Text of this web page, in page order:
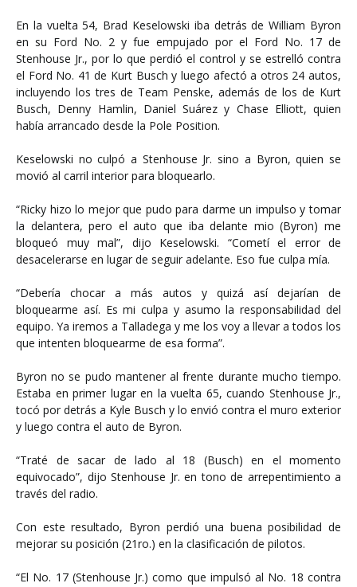
En la vuelta 54, Brad Keselowski iba detrás de William Byron
en su Ford No. 2 y fue empujado por el Ford No. 17 de
Stenhouse Jr., por lo que perdió el control y se estrelló contra
el Ford No. 41 de Kurt Busch y luego afectó a otros 24 autos,
incluyendo los tres de Team Penske, además de los de Kurt
Busch, Denny Hamlin, Daniel Suárez y Chase Elliott, quien
había arrancado desde la Pole Position.
Keselowski no culpó a Stenhouse Jr. sino a Byron, quien se
movió al carril interior para bloquearlo.
“Ricky hizo lo mejor que pudo para darme un impulso y tomar
la delantera, pero el auto que iba delante mio (Byron) me
bloqueó muy mal”, dijo Keselowski. “Cometí el error de
desacelerarse en lugar de seguir adelante. Eso fue culpa mía.
“Debería chocar a más autos y quizá así dejarían de
bloquearme así. Es mi culpa y asumo la responsabilidad del
equipo. Ya iremos a Talladega y me los voy a llevar a todos los
que intenten bloquearme de esa forma”.
Byron no se pudo mantener al frente durante mucho tiempo.
Estaba en primer lugar en la vuelta 65, cuando Stenhouse Jr.,
tocó por detrás a Kyle Busch y lo envió contra el muro exterior
y luego contra el auto de Byron.
“Traté de sacar de lado al 18 (Busch) en el momento
equivocado”, dijo Stenhouse Jr. en tono de arrepentimiento a
través del radio.
Con este resultado, Byron perdió una buena posibilidad de
mejorar su posición (21ro.) en la clasificación de pilotos.
“El No. 17 (Stenhouse Jr.) como que impulsó al No. 18 contra